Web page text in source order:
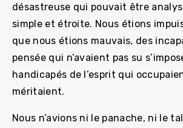
désastreuse qui pouvait être
simple et étroite. Nous étions
que nous étions mauvais, des
pensée qui n’avaient pas su
handicapés de l’esprit qui
méritaient.
Nous n’avions ni le panache, ni le